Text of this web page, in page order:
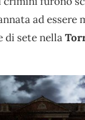
ad essere
di sete nella